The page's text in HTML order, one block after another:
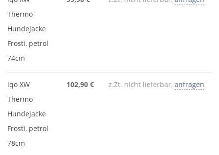
Thermo
Hundejacke
Frosti, petrol
74cm
iqo XW
Thermo
Hundejacke
Frosti, petrol
78cm
102,90 € z.Zt. nicht lieferbar, anfragen